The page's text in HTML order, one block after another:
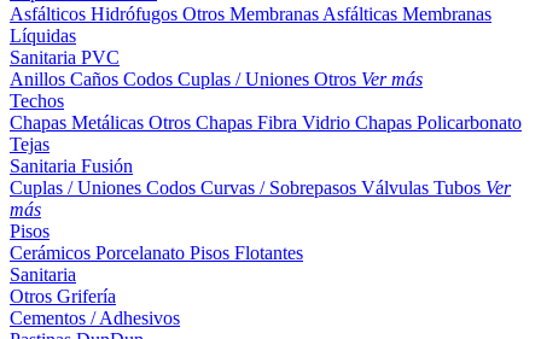
Asfálticos Hidrófugos Otros Membranas Asfálticas Membranas
Líquidas
Sanitaria PVC
Anillos Caños Codos Cuplas / Uniones Otros Ver más
Techos
Chapas Metálicas Otros Chapas Fibra Vidrio Chapas Policarbonato
Tejas
Sanitaria Fusión
Cuplas / Uniones Codos Curvas / Sobrepasos Válvulas Tubos Ver
más
Pisos
Cerámicos Porcelanato Pisos Flotantes
Sanitaria
Otros Grifería
Cementos / Adhesivos